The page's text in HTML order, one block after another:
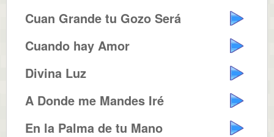
Cuan Grande tu Gozo Será
Cuando hay Amor
Divina Luz
A Donde me Mandes Iré
En la Palma de tu Mano